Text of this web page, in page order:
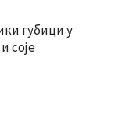
губици у
соје